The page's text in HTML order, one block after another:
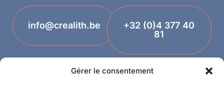
Gérer le consentement
info@crealith.be
+32 (0)4 377 40
81